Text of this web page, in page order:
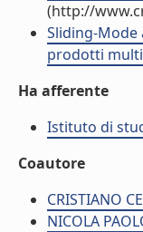
(http://
Sliding-Mode
prodotti
Ha afferente
Istituto di
Coautore
CRISTIANO
NICOLA